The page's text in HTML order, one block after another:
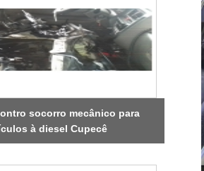
socorro mecânico para
à diesel Cupecê